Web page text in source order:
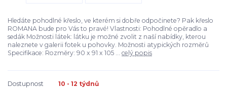
Hledáte pohodlné křeslo, ve kterém si dobře odpočinete? Pak křeslo
ROMANA bude pro Vás to pravé! Vlastnosti: Pohodlné opěradlo a
sedák Možnosti látek: látku je možné zvolit z naší nabídky, kterou
naleznete v galerii fotek u pohovky. Možnosti atypických rozměrů
Specifikace: Rozměry: 90 x 91 x 105 ... celý popis
Dostupnost
10 - 12 týdnů